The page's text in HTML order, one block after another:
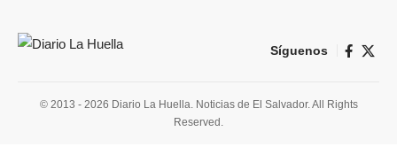
Síguenos
© 2013 - 2026 Diario La Huella. Noticias de El Salvador. All Rights
Reserved.